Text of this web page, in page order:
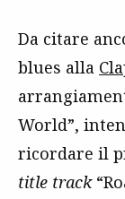
Da citare
blues alla
World”,
ricordare il
title track